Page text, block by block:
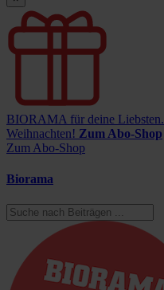
BIORAMA für deine Liebsten.
Weihnachten! Zum Abo-Shop
Zum Abo-Shop
Biorama